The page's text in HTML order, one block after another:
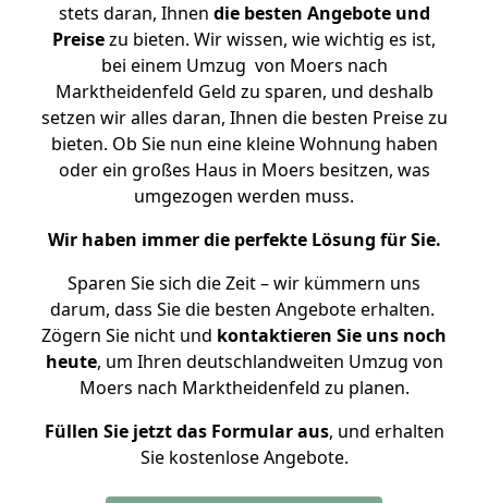
stets daran, Ihnen die besten Angebote und
Preisezu bieten. Wir wissen, wie wichtig es ist,
bei einem Umzug von Moers nach
Marktheidenfeld Geld zu sparen, und deshalb
setzen wir alles daran, Ihnen die besten Preise zu
bieten. Ob Sie nun eine kleine Wohnung haben
oder ein großes Haus in Moers besitzen, was
umgezogen werden muss.
Wir haben immer die perfekte Lösung für Sie.
Sparen Sie sich die Zeit – wir kümmern uns
darum, dass Sie die besten Angebote erhalten.
Zögern Sie nicht und kontaktieren Sie uns noch
heute, um Ihren deutschlandweiten Umzug von
Moers nach Marktheidenfeld zu planen.
Füllen Sie jetzt das Formular aus, und erhalten
Sie kostenlose Angebote.